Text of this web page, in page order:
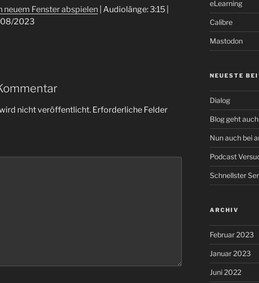
um
neuem Fenster abspielen Audiolänge: 3:15
08/2023
nicht veröffentlicht. Erforderliche Felder
eLearning
Calibre
Mastodon
NEUESTE
Dialog
Blog geht
Nun auch bei
Podcast
Schnellster
ARCHIV
Februar 2023
Januar 2023
Juni 2022